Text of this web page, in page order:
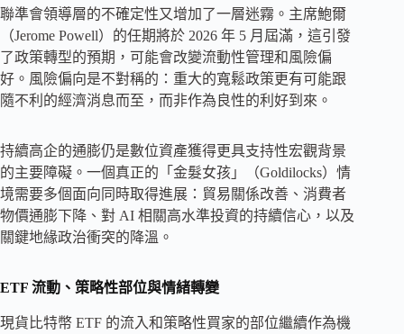
聯準會領導層的不確定性又增加了一層迷霧。主席鮑爾
（Jerome Powell）的任期將於 2026 年 5 月屆滿，這引發
了政策轉型的預期，可能會改變流動性管理和風險偏
好。風險偏向是不對稱的：重大的寬鬆政策更有可能跟
隨不利的經濟消息而至，而非作為良性的利好到來。
持續高企的通膨仍是數位資產獲得更具支持性宏觀背景
的主要障礙。一個真正的「金髮女孩」（Goldilocks）情
境需要多個面向同時取得進展：貿易關係改善、消費者
物價通膨下降、對 AI 相關高水準投資的持續信心，以及
關鍵地緣政治衝突的降溫。
ETF 流動、策略性部位與情緒轉變
現貨比特幣 ETF 的流入和策略性買家的部位繼續作為機